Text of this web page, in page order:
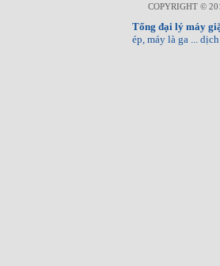
COPYRIGHT ©
Tổng đại lý máy
ép, máy là ga ...